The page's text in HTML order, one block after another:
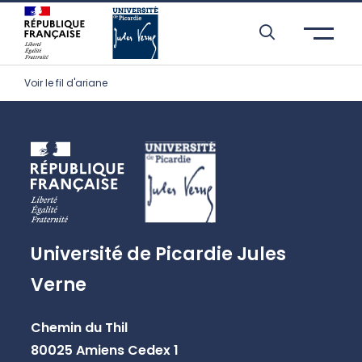
Skip to header area
Skip to main navigation
Skip to main content
Skip to search
Skip to cookies
Skip to footer
Voir le fil d'ariane
Université de Picardie Jules
Verne
Chemin du Thil
80025 Amiens Cedex 1